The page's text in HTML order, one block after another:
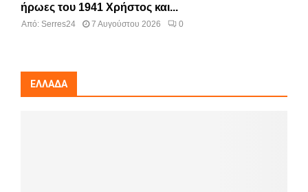
ήρωες του 1941 Χρήστος και...
Από: Serres24 7 Αυγούστου 2026 0
ΕΛΛΆΔΑ